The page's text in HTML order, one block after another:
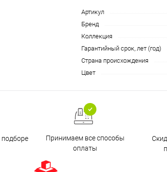
Артикул
Бренд
Коллекция
Гарантийный срок, лет (год)
Страна происхождения
Цвет
подборе
Принимаем все способы
оплаты